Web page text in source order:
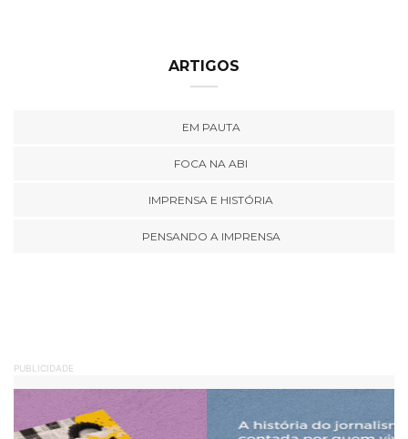
ARTIGOS
EM PAUTA
FOCA NA ABI
IMPRENSA E HISTÓRIA
PENSANDO A IMPRENSA
PUBLICIDADE